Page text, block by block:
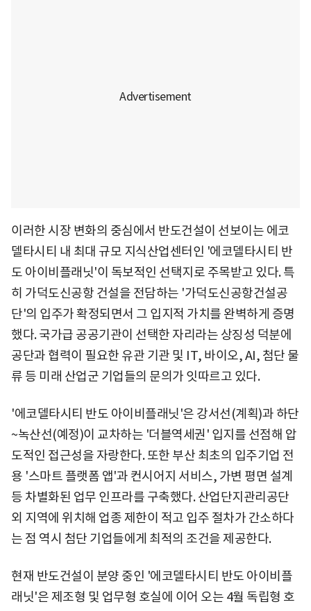
이러한 시장 변화의 중심에서 반도건설이 선보이는 에코
델타시티 내 최대 규모 지식산업센터인 '에코델타시티 반
도 아이비플래닛'이 독보적인 선택지로 주목받고 있다. 특
히 가덕도신공항 건설을 전담하는 '가덕도신공항건설공
단'의 입주가 확정되면서 그 입지적 가치를 완벽하게 증명
했다. 국가급 공공기관이 선택한 자리라는 상징성 덕분에
공단과 협력이 필요한 유관 기관 및 IT, 바이오, AI, 첨단 물
류 등 미래 산업군 기업들의 문의가 잇따르고 있다.
'에코델타시티 반도 아이비플래닛'은 강서선(계획)과 하단
~녹산선(예정)이 교차하는 '더블역세권' 입지를 선점해 압
도적인 접근성을 자랑한다. 또한 부산 최초의 입주기업 전
용 '스마트 플랫폼 앱'과 컨시어지 서비스, 가변 평면 설계
등 차별화된 업무 인프라를 구축했다. 산업단지관리공단
외 지역에 위치해 업종 제한이 적고 입주 절차가 간소하다
는 점 역시 첨단 기업들에게 최적의 조건을 제공한다.
현재 반도건설이 분양 중인 '에코델타시티 반도 아이비플
래닛'은 제조형 및 업무형 호실에 이어 오는 4월 독립형 호